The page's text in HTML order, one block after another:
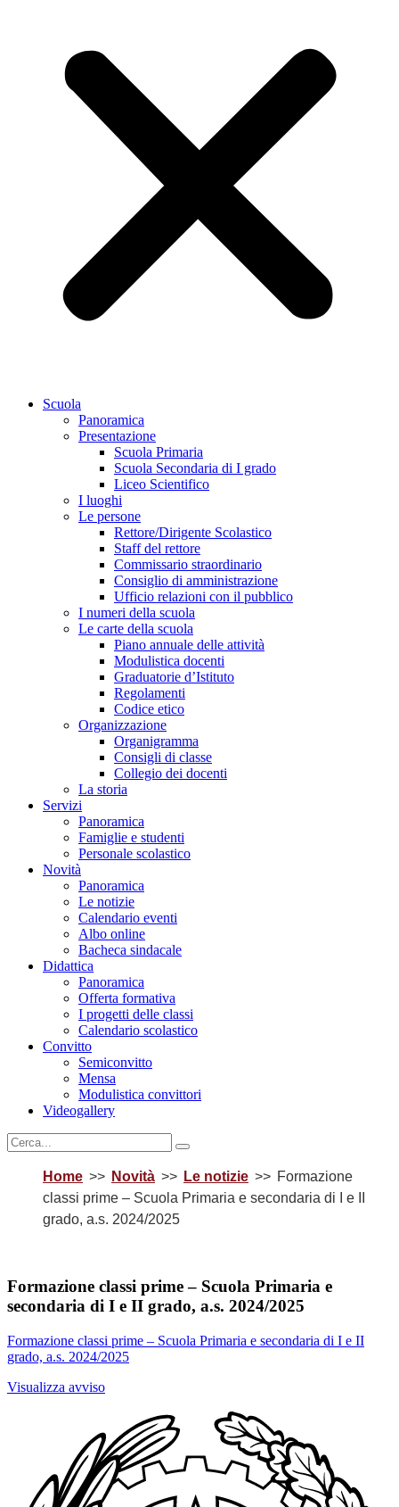
Scuola
Panoramica
Presentazione
Scuola Primaria
Scuola Secondaria di I grado
Liceo Scientifico
I luoghi
Le persone
Rettore/Dirigente Scolastico
Staff del rettore
Commissario straordinario
Consiglio di amministrazione
Ufficio relazioni con il pubblico
I numeri della scuola
Le carte della scuola
Piano annuale delle attività
Modulistica docenti
Graduatorie d’Istituto
Regolamenti
Codice etico
Organizzazione
Organigramma
Consigli di classe
Collegio dei docenti
La storia
Servizi
Panoramica
Famiglie e studenti
Personale scolastico
Novità
Panoramica
Le notizie
Calendario eventi
Albo online
Bacheca sindacale
Didattica
Panoramica
Offerta formativa
I progetti delle classi
Calendario scolastico
Convitto
Semiconvitto
Mensa
Modulistica convittori
Videogallery
Home Novità Le notizie
Formazione
classi prime – Scuola Primaria e secondaria di I e II
grado, a.s. 2024/2025
Formazione classi prime – Scuola Primaria e
secondaria di I e II grado, a.s. 2024/2025
Formazione classi prime – Scuola Primaria e secondaria di I e II
grado, a.s. 2024/2025
Visualizza avviso